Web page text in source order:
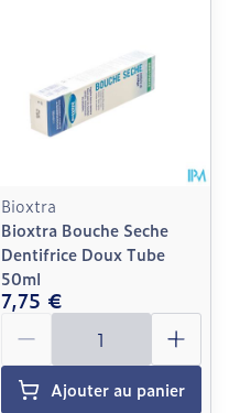
Bioxtra
Bioxtra Bouche Seche
Dentifrice Doux Tube
50ml
7,75 €
Quantité
Ajouter au panier